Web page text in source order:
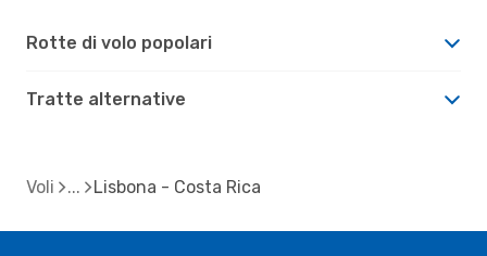
Rotte di volo popolari
Tratte alternative
Voli Lisbona - Costa Rica